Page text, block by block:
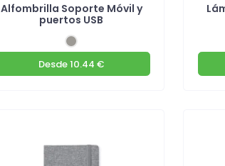
Alfombrilla Soporte Móvil y
puertos USB
Desde10.44 €